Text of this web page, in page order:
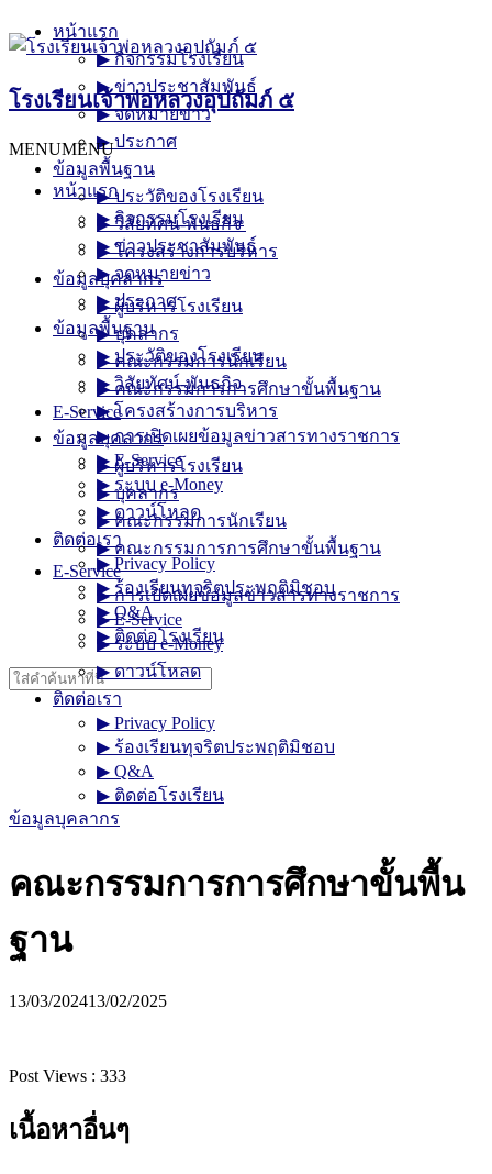
Skip
to
โรงเรียนเจ้าพ่อหลวงอุปถัมภ์ ๕
MENUMENU
หน้าแรก
▶︎ กิจกรรมโรงเรียน
▶︎ ข่าวประชาสัมพันธ์
▶︎ จดหมายข่าว
▶︎ ประกาศ
ข้อมูลพื้นฐาน
▶︎ ประวัติของโรงเรียน
▶︎ วิสัยทัศน์-พันธกิจ
▶︎ โครงสร้างการบริหาร
ข้อมูลบุคลากร
▶︎ ผู้บริหารโรงเรียน
▶︎ บุคลากร
▶︎ คณะกรรมการนักเรียน
▶︎ คณะกรรมการการศึกษาขั้นพื้นฐาน
E-Service
▶︎ การเปิดเผยข้อมูลข่าวสารทางราชการ
▶︎ E-Service
▶︎ ระบบ e-Money
▶︎ ดาวน์โหลด
ติดต่อเรา
▶︎ Privacy Policy
▶︎ ร้องเรียนทุจริตประพฤติมิชอบ
▶︎ Q&A
▶︎ ติดต่อโรงเรียน
หน้าแรก
▶︎ กิจกรรมโรงเรียน
▶︎ ข่าวประชาสัมพันธ์
▶︎ จดหมายข่าว
▶︎ ประกาศ
ข้อมูลพื้นฐาน
▶︎ ประวัติของโรงเรียน
▶︎ วิสัยทัศน์-พันธกิจ
▶︎ โครงสร้างการบริหาร
ข้อมูลบุคลากร
▶︎ ผู้บริหารโรงเรียน
▶︎ บุคลากร
▶︎ คณะกรรมการนักเรียน
▶︎ คณะกรรมการการศึกษาขั้นพื้นฐาน
E-Service
▶︎ การเปิดเผยข้อมูลข่าวสารทางราชการ
▶︎ E-Service
▶︎ ระบบ e-Money
▶︎ ดาวน์โหลด
ติดต่อเรา
▶︎ Privacy Policy
▶︎ ร้องเรียนทุจริตประพฤติมิชอบ
▶︎ Q&A
▶︎ ติดต่อโรงเรียน
Search
for:
ข้อมูลบุคลากร
คณะกรรมการการศึกษาขั้นพื้น
ฐาน
13/03/202413/02/2025
Post Views : 333
เนื้อหาอื่นๆ